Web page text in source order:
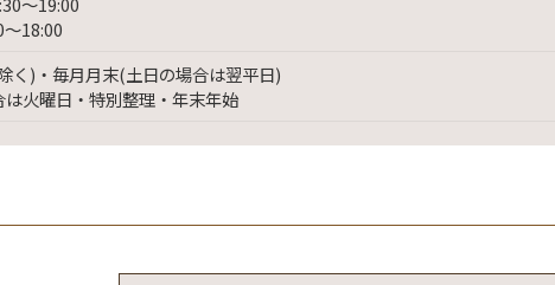
18:00
く)・毎月月末(土日の場合は翌平日)
火曜日・特別整理・年末年始